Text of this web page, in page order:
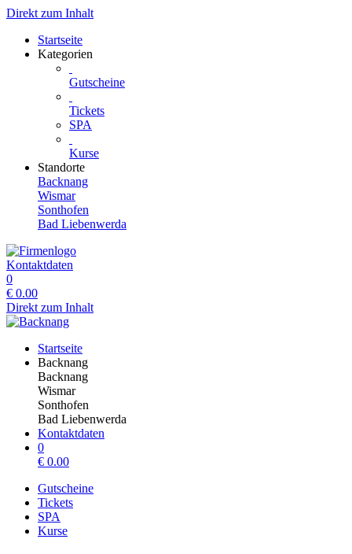
Direkt zum Inhalt
Startseite
Kategorien
Gutscheine
Tickets
SPA
Kurse
Standorte
Backnang
Wismar
Sonthofen
Bad Liebenwerda
Kontaktdaten
0
€ 0.00
Direkt zum Inhalt
Startseite
Backnang
Backnang
Wismar
Sonthofen
Bad Liebenwerda
Kontaktdaten
0
€ 0.00
Gutscheine
Tickets
SPA
Kurse